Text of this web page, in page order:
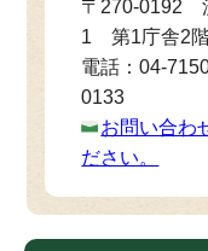
〒270-0192
1 第1庁舎2
電話：04-
0133
お問い合わ
ださい。